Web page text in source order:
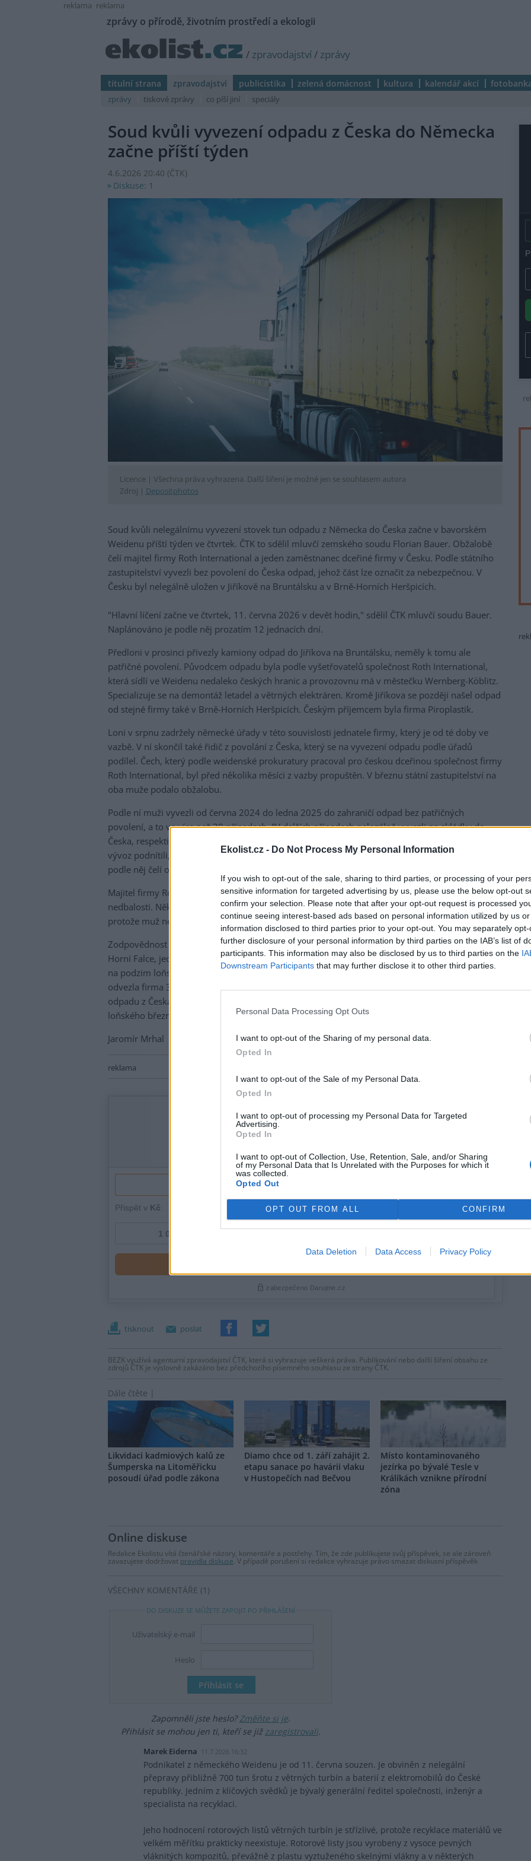
Ekolist.cz - Do Not Process My Personal Information
If you wish to opt-out of the sale, sharing to third parties, or processing of your
sensitive information for targeted advertising by us, please use the below opt-out
confirm your selection. Please note that after your opt-out request is processed
continue seeing interest-based ads based on personal information utilized by us
information disclosed to third parties prior to your opt-out. You may separately
further disclosure of your personal information by third parties on the IAB’s list of
participants. This information may also be disclosed by us to third parties on the
Downstream Participants that may further disclose it to other third parties.
Personal Data Processing Opt Outs
I want to opt-out of the Sharing of my personal data.
Opted In
I want to opt-out of the Sale of my Personal Data.
Opted In
I want to opt-out of processing my Personal Data for Targeted
Advertising.
Opted In
I want to opt-out of Collection, Use, Retention, Sale, and/or Sharing
of my Personal Data that Is Unrelated with the Purposes for which it
was collected.
Opted Out
OPT OUT FROM ALL CONFIRM
Data Deletion Data Access Privacy Policy
reklama reklama
zprávy o přírodě, životním prostředí a ekologii
/ zpravodajství/ zprávy
titulní strana zpravodajství publicistika zelená domácnost kultura kalendář akcí
zprávy tiskové zprávy co píší jiní speciály
Soud kvůli vyvezení odpadu z Česka do Německa
začne příští týden
4.6.2026 20:40 (ČTK)
Diskuse: 1
Licence | Všechna práva vyhrazena. Další šíření je možné jen se souhlasem autora
Zdroj | Depositphotos
Soud kvůli nelegálnímu vyvezení stovek tun odpadu z Německa do Česka začne v bavorském
Weidenu příští týden ve čtvrtek. ČTK to sdělil mluvčí zemského soudu Florian Bauer. Obžalobě
čelí majitel firmy Roth International a jeden zaměstnanec dceřiné firmy v Česku. Podle státního
zastupitelství vyvezli bez povolení do Česka odpad, jehož část lze označit za nebezpečnou. V
Česku byl nelegálně uložen v Jiříkově na Bruntálsku a v Brně-Horních Heršpicích.
"Hlavní líčení začne ve čtvrtek, 11. června 2026 v devět hodin," sdělil ČTK mluvčí soudu Bauer.
Naplánováno je podle něj prozatím 12 jednacích dní.
Předloni v prosinci přivezly kamiony odpad do Jiříkova na Bruntálsku, neměly k tomu ale
patřičné povolení. Původcem odpadu byla podle vyšetřovatelů společnost Roth International,
která sídlí ve Weidenu nedaleko českých hranic a provozovnu má v městečku Wernberg-Köblitz.
Specializuje se na demontáž letadel a větrných elektráren. Kromě Jiříkova se později našel odpad
od stejné firmy také v Brně-Horních Heršpicích. Českým příjemcem byla firma Piroplastik.
Loni v srpnu zadržely německé úřady v této souvislosti jednatele firmy, který je od té doby ve
vazbě. V ní skončil také řidič z povolání z Česka, který se na vyvezení odpadu podle úřadů
podílel. Čech, který podle weidenské prokuratury pracoval pro českou dceřinou společnost firmy
Roth International, byl před několika měsíci z vazby propuštěn. V březnu státní zastupitelství na
oba muže podalo obžalobu.
Podle ní muži vyvezli od června 2024 do ledna 2025 do zahraničí odpad bez patřičných
povolení, a to ve více než 30 případech. "V dalších případech nelegálně vyvezli na skládky do
Česka, respektive do Polska znečištěný či nebezpečný odpad a také baterie, popřípadě tento
vývoz podnítili," řekl v březnu ČTK mluvčí weidenské prokuratury Matthias Bauer. Oba muži
podle něj čelí obžalobě i z dalších trestných činů v souvislosti s vyvezením odpadu do zahraničí.
Majitel firmy Roth International navíc čelí obžalobě z nebezpečného ublížení na zdraví z
nedbalosti. Několik zaměstnanců jeho firmy podle státního zastupitelství utrpělo újmu na zdraví,
protože muž nenechal uzavřít netěsné zařízení na recyklaci baterií, i když o závadě věděl.
Zodpovědnost za odvezení odpadu z nelegálních skládek v Česku převzala regionální vláda
Horní Falce, jednoho z bavorských správních regionů. Zhruba 300 tun odpadu z Jiříkova odvezla
na podzim loňského roku firma, kterou tím německé úřady pověřily. Z Brna-Horních Heršpic
odvezla firma 35 tun odpadu v prosinci a dalších 282 tun v únoru. Náklady na odvoz stovek tun
odpadu z Česka hodlají bavorské úřady vymáhat po firmě Roth International, která je ovšem od
loňského března v insolvenci.
Jaromír Mrhal
reklama
tisknout poslat
BEZK využívá agenturní zpravodajství ČTK, která si vyhrazuje veškerá práva. Publikování nebo další šíření obsahu ze
zdrojů ČTK je výslovně zakázáno bez předchozího písemného souhlasu ze strany ČTK.
Dále čtěte |
Likvidaci kadmiových kalů ze
Šumperska na Litoměřicku
posoudí úřad podle zákona
Diamo chce od 1. září zahájit 2.
etapu sanace po havárii vlaku
v Hustopečích nad Bečvou
Místo kontaminovaného
jezírka po bývalé Tesle v
Králíkách vznikne přírodní
zóna
Online diskuse
Redakce Ekolistu vítá čtenářské názory, komentáře a postřehy. Tím, že zde publikujete svůj příspěvek, se ale zároveň
zavazujete dodržovat pravidla diskuse. V případě porušení si redakce vyhrazuje právo smazat diskusní příspěvěk
VŠECHNY KOMENTÁŘE (1)
DO DISKUZE SE MŮŽETE ZAPOJIT PO PŘIHLÁŠENÍ
Uživatelský e-mail
Heslo
Zapomněli jste heslo?Změňte si je.
Přihlásit se mohou jen ti, kteří se již zaregistrovali.
Marek Eiderna 11.7.2026 16:32
Podnikatel z německého Weidenu je od 11. června souzen. Je obviněn z nelegální
přepravy přibližně 700 tun šrotu z větrných turbín a baterií z elektromobilů do České
republiky. Jedním z klíčových svědků je bývalý generální ředitel společnosti, inženýr a
specialista na recyklaci.
Jeho hodnocení rotorových listů větrných turbín je střízlivé, protože recyklace materiálů ve
velkém měřítku prakticky neexistuje. Rotorové listy jsou vyrobeny z vysoce pevných
vláknitých kompozitů, převážně z plastu vyztuženého skelnými vlákny a v některých